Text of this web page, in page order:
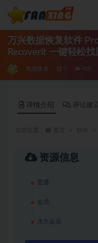
万兴数据恢复软件
Recoverit 一键轻松
数据恢复 0 410
详情介绍 评论建
资源信息
普通
会员
永久会员